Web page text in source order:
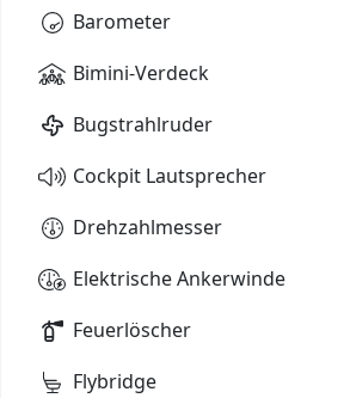
Barometer
Bimini-Verdeck
Bugstrahlruder
Cockpit Lautsprecher
Drehzahlmesser
Elektrische Ankerwinde
Feuerlöscher
Flybridge